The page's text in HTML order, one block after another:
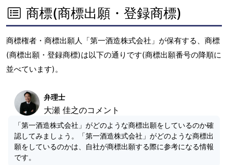
商標(商標出願・登録商標)
商標権者・商標出願人「第一酒造株式会社」が保有する、商標
(商標出願・登録商標)は以下の通りです(商標出願番号の降順に
並べています)。
弁理士
大瀬 佳之のコメント
「第一酒造株式会社」がどのような商標出願をしているのか確
認してみましょう。「第一酒造株式会社」がどのような商標出
願をしているのかは、自社が商標出願する際に参考になる情報
です。